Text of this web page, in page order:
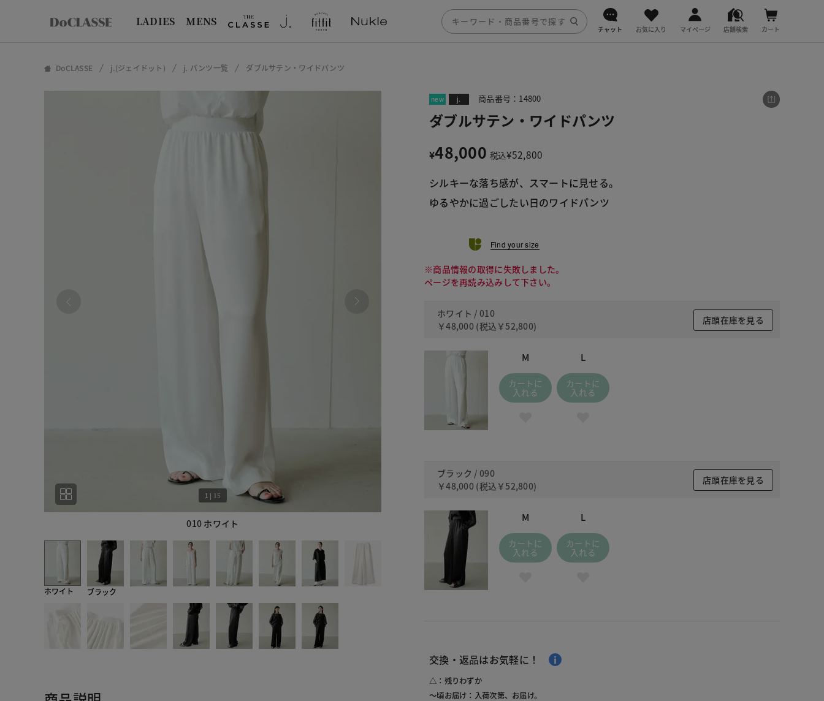
LADIES MENS
チャット お気に入り マイページ 店舗検索 カート
DoCLASSE j.(ジェイドット) j. パンツ一覧 ダブルサテン・ワイドパンツ
010 ホワイト 090 ブラック
1 | 15
ホワイト ブラック
new j. 商品番号：14800
ダブルサテン・ワイドパンツ
¥48,000 税込¥52,800
シルキーな落ち感が、スマートに見せる。
ゆるやかに過ごしたい日のワイドパンツ
Find your size
※商品情報の取得に失敗しました。
ページを再読み込みして下さい。
ホワイト / 010
￥48,000 (税込 ￥52,800)
店頭在庫を見る
M
カートに
入れる
L
カートに
入れる
ブラック / 090
￥48,000 (税込 ￥52,800)
店頭在庫を見る
M
カートに
入れる
L
カートに
入れる
交換・返品はお気軽に！
△：残りわずか
～頃お届け：入荷次第、お届け。